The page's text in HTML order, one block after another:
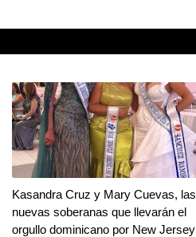
Kasandra Cruz y Mary Cuevas, las
nuevas soberanas que llevarán el
orgullo dominicano por New Jersey